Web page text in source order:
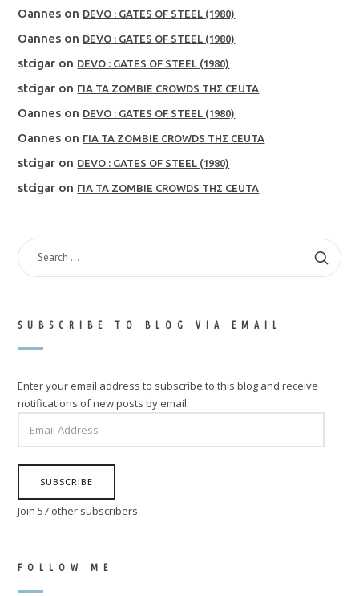
Oannes on DEVO : GATES OF STEEL (1980)
Oannes on DEVO : GATES OF STEEL (1980)
stcigar on DEVO : GATES OF STEEL (1980)
stcigar on ΓΙΑ ΤΑ ZOMBIE CROWDS ΤΗΣ CEUTA
Oannes on DEVO : GATES OF STEEL (1980)
Oannes on ΓΙΑ ΤΑ ZOMBIE CROWDS ΤΗΣ CEUTA
stcigar on DEVO : GATES OF STEEL (1980)
stcigar on ΓΙΑ ΤΑ ZOMBIE CROWDS ΤΗΣ CEUTA
SEARCH
FOR:
SUBSCRIBE TO BLOG VIA EMAIL
Enter your email address to subscribe to this blog and receive
notifications of new posts by email.
ADDRESS
SUBSCRIBE
Join 57 other subscribers
FOLLOW ME